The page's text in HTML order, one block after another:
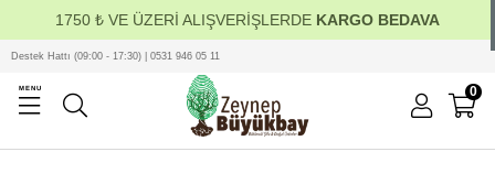
1750 ₺ VE ÜZERİ ALIŞVERİŞLERDE KARGO BEDAVA
MENU
Destek Hattı (09:00 - 17:30) | 0531 946 05 11
0